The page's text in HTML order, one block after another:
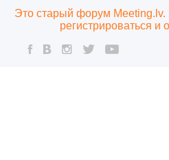
Это старый форум Meeting.lv.
регистрироваться и